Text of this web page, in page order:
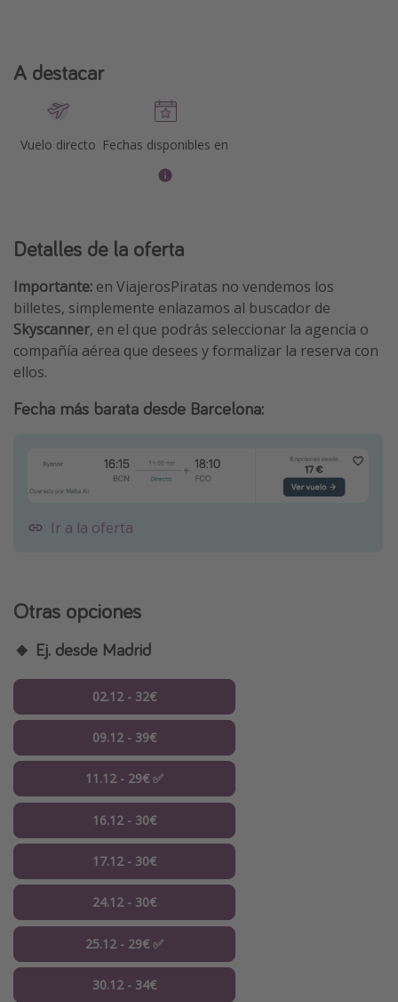
A destacar
Vuelo directo Fechas disponibles en
Detalles de la oferta
Importante: en ViajerosPiratas no vendemos los
billetes, simplemente enlazamos al buscador de
Skyscanner, en el que podrás seleccionar la agencia o
compañía aérea que desees y formalizar la reserva con
ellos.
Fecha más barata desde Barcelona:
Ir a la oferta
Otras opciones
🔸 Ej. desde Madrid
02.12 - 32€
09.12 - 39€
11.12 - 29€ ✅
16.12 - 30€
17.12 - 30€
24.12 - 30€
25.12 - 29€ ✅
30.12 - 34€